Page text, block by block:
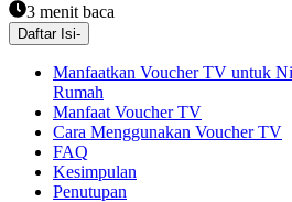
3 menit baca
Daftar Isi-
Manfaatkan Voucher TV untuk
Rumah
Manfaat Voucher TV
Cara Menggunakan Voucher TV
FAQ
Kesimpulan
Penutupan